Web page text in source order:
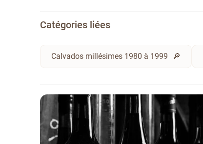
Catégories liées
Calvados millésimes 1980 à 1999